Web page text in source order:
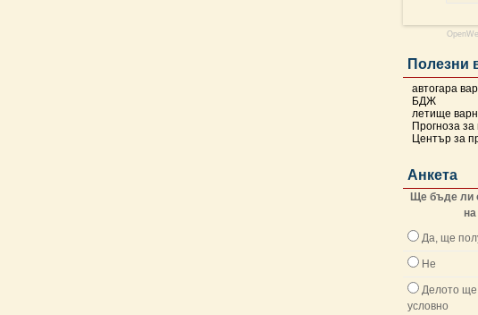
Полезни
автогара
БДЖ
летище
Прогноза
Център за
Анкета
Ще бъде ли
Да, ще
Не
Делото ще
условно